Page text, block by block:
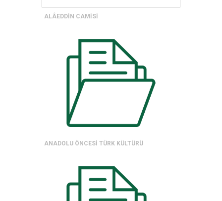
ALÂEDDİN CAMİSİ
ANADOLU ÖNCESİ TÜRK KÜLTÜRÜ